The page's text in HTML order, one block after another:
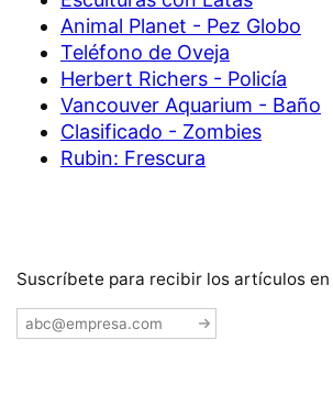
Animal Planet - Pez Globo
Teléfono de Oveja
Herbert Richers - Policía
Vancouver Aquarium - Baño
Clasificado - Zombies
Rubin: Frescura
Suscríbete para recibir los artículos en